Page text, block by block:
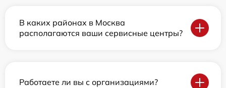
В каких районах в Москва
располагаются ваши сервисные центры?
Работаете ли вы с организациями?